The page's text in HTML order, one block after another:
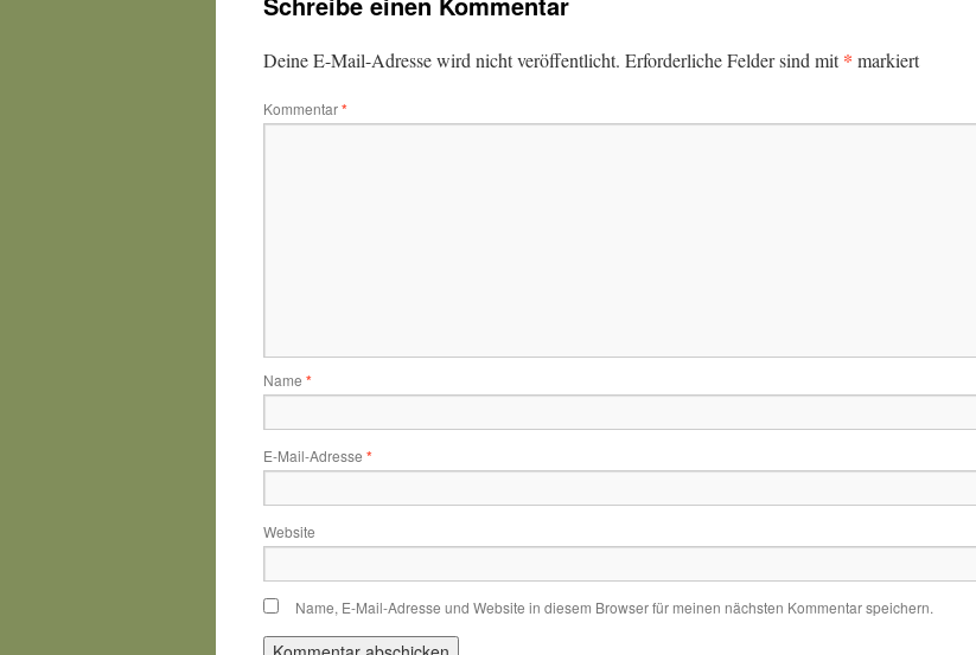
Deine E-Mail-Adresse wird nicht veröffentlicht. Erforderliche Felder sind mit* markiert
Kommentar*
Name *
E-Mail-Adresse *
Website
Name, E-Mail-Adresse und Website in diesem Browser für meinen nächsten Kommentar speichern.